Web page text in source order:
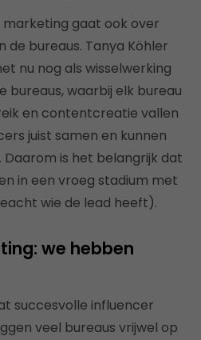
gaat ook over
de bureaus. Tanya Köhler
nu nog als wisselwerking
bureaus, waarbij elk bureau
en contentcreatie vallen
juist samen en kunnen
Daarom is het belangrijk dat
in een vroeg stadium met
wie de lead heeft).
we hebben
succesvolle influencer
veel bureaus vrijwel op